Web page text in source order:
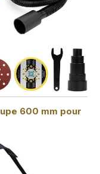
600 mm pour